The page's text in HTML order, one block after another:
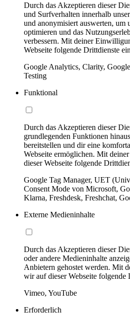
Durch das Akzeptieren dieser
und Surfverhalten innerhalb
und anonymisiert auswerten, um
optimieren und das
verbessern. Mit deiner
Webseite folgende Drittdienste
Google Analytics, Clarity,
Testing
Funktional
Durch das Akzeptieren dieser
grundlegenden Funktionen
bereitstellen und dir eine
Webseite ermöglichen. Mit
dieser Webseite folgende
Google Tag Manager, UET
Consent Mode von Microsoft,
Klarna, Freshdesk, Freshchat,
Externe Medieninhalte
Durch das Akzeptieren dieser
oder andere Medieninhalte
Anbietern gehostet werden. Mit
wir auf dieser Webseite folgende
Vimeo, YouTube
Erforderlich